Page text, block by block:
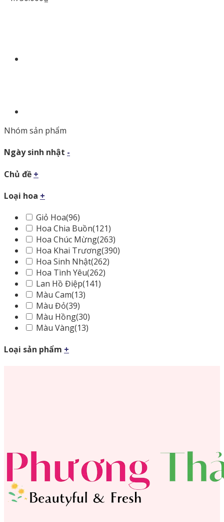
Nhóm sản phẩm
Ngày sinh nhật -
Chủ đề +
Loại hoa +
Giỏ Hoa(96)
Hoa Chia Buồn(121)
Hoa Chúc Mừng(263)
Hoa Khai Trương(390)
Hoa Sinh Nhật(262)
Hoa Tình Yêu(262)
Lan Hồ Điệp(141)
Màu Cam(13)
Màu Đỏ(39)
Màu Hồng(30)
Màu Vàng(13)
Loại sản phẩm +